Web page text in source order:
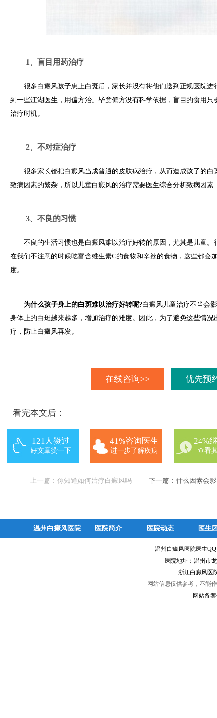
1、盲目用药治疗
很多白癜风孩子患上白斑后，家长并没有将他们送到正规医院进
到一些江湖医生，用偏方治。毕竟偏方没有科学依据，盲目的食用
治疗时机。
2、不对症治疗
很多家长都把白癜风当成普通的皮肤病治疗，从而造成孩子的白
致病因素的繁杂，所以儿童白癜风的治疗需要医生综合分析致病因素
3、不良的习惯
不良的生活习惯也是白癜风难以治疗好转的原因，尤其是儿童。
在我们不注意的时候吃富含维生素C的食物和辛辣的食物，这些都会
度。
为什么孩子身上的白斑难以治疗好转呢?白癜风儿童治疗不当会
身体上的白斑越来越多，增加治疗的难度。因此，为了避免这些情
疗，防止白癜风再发。
在线咨询>> 优先预
看完本文后：
121人赞过
好文章赞一下
41%咨询医生
进一步了解疾病
24%
查看
上一篇： 你知道如何治疗白癜风吗 下一篇：什么因素会
温州白癜风医院 医院简介 医院动态 医生
温州白癜风医院医生
医院地址：温州市
浙江白癜风医
网站信息仅供参考，不能
网站备